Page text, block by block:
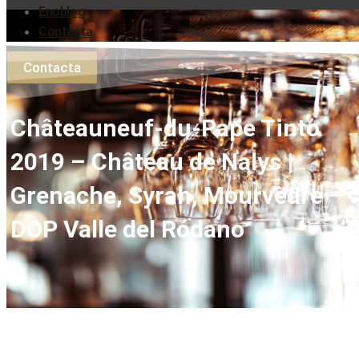
Enoblog
Contacta
Contacta
Châteauneuf-du-Pape Tinto
2019 – Château de Nalys |
Grenache, Syrah, Mourvèdre –
DOP Valle del Ródano